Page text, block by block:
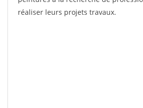
réaliser leurs projets travaux.